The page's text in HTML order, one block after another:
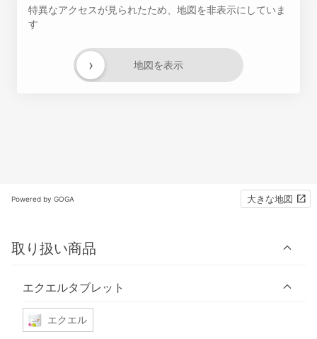
特異なアクセスが見られたため、地図を非表示にしていま
す
地図を表示
›
Powered by GOGA 大きな地図
取り扱い商品
エクエルタブレット
エクエル